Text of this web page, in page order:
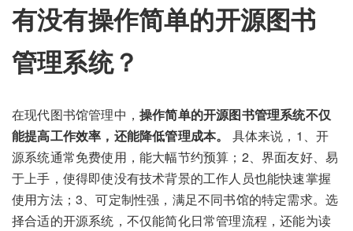
有没有操作简单的开源图书
管理系统？
在现代图书馆管理中， 操作简单的开源图书管理系统不仅
能提高工作效率，还能降低管理成本。
具体来说，1、开
源系统通常免费使用，能大幅节约预算；2、界面友好、易
于上手，使得即使没有技术背景的工作人员也能快速掌握
使用方法；3、可定制性强，满足不同书馆的特定需求。选
择合适的开源系统，不仅能简化日常管理流程，还能为读